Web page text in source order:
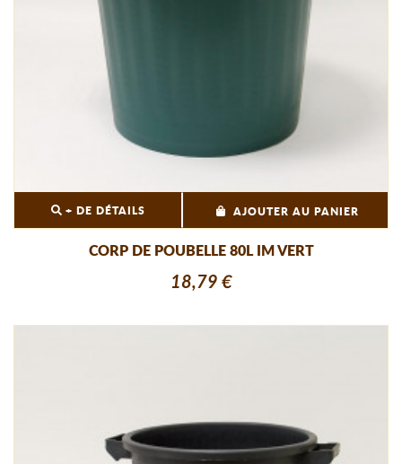
+ DE DÉTAILS AJOUTER AU PANIER
CORP DE POUBELLE 80L IM VERT
18,79 €